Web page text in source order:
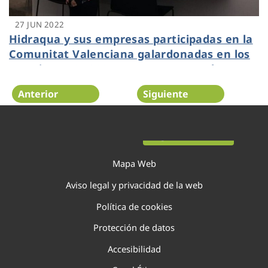
27 JUN 2022
Hidraqua y sus empresas participadas en la
Comunitat Valenciana galardonadas en los
Premios DEC 2022 por su programa de
experiencia de cliente ‘Contigo’
Anterior Siguiente
Mapa Web
Aviso legal y privacidad de la web
Política de cookies
Protección de datos
Accesibilidad